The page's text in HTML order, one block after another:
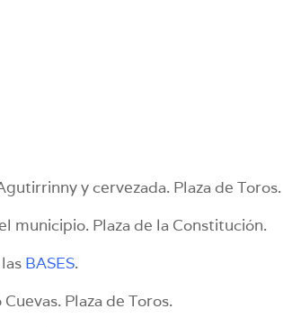
y cervezada. Plaza de Toros.
municipio. Plaza de la Constitución.
BASES.
Plaza de Toros.